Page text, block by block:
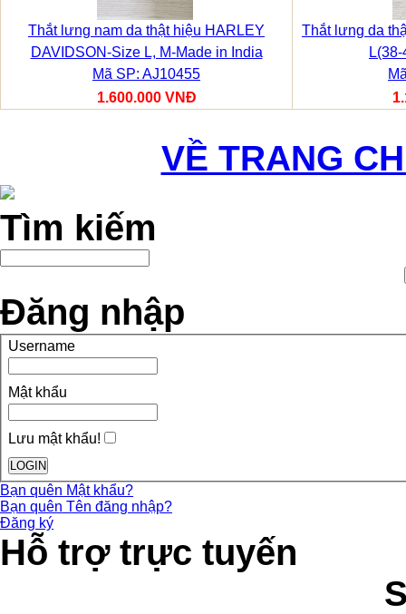
Thắt lưng nam da thật hiệu HARLEY
DAVIDSON-Size L, M-Made in India
Mã SP: AJ10455
1.600.000 VNĐ
Thắt lưng da
VỀ TRANG
Tìm kiếm
Đăng nhập
Username
Mật khẩu
Lưu mật khẩu!
Bạn quên Mật khẩu?
Bạn quên Tên đăng nhập?
Đăng ký
Hỗ trợ trực tuyến